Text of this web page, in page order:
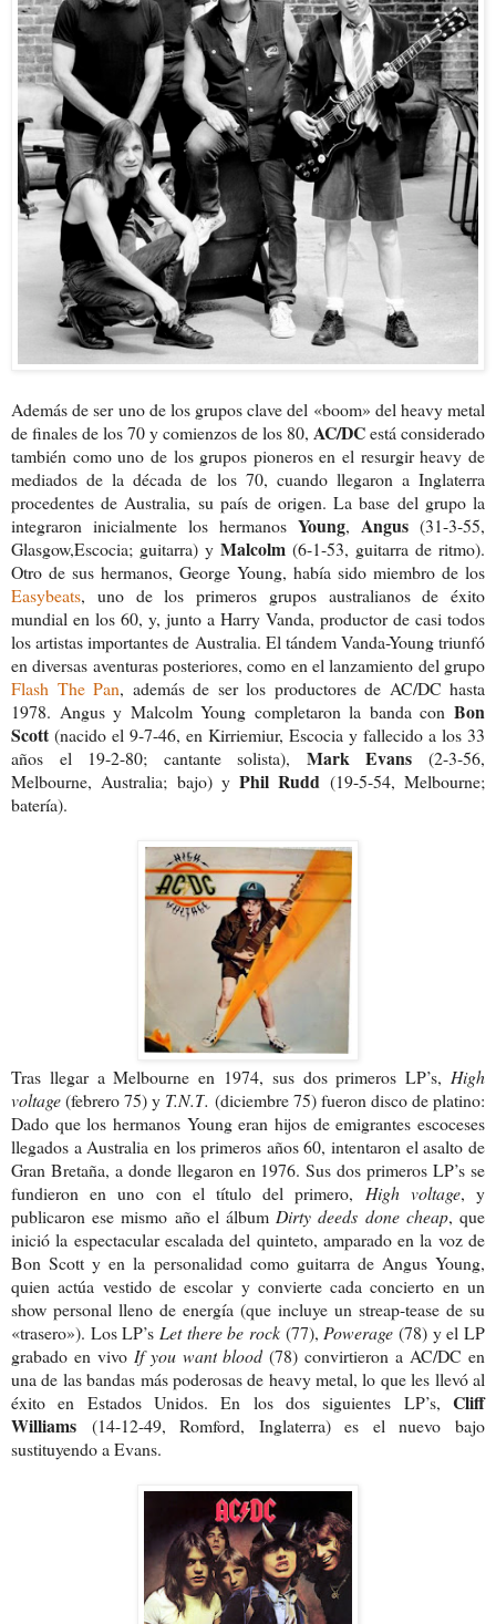
Además de ser uno de los grupos clave del «boom» del heavy metal
de finales de los 70 y comienzos de los 80, AC/DCestá considerado
también como uno de los grupos pioneros en el resurgir heavy de
mediados de la década de los 70, cuando llegaron a Inglaterra
procedentes de Australia, su país de origen. La base del grupo la
integraron inicialmente los hermanos Young, Angus (31-3-55,
Glasgow,Escocia; guitarra) y Malcolm (6-1-53, guitarra de ritmo).
Otro de sus hermanos, George Young, había sido miembro de los
Easybeats, uno de los primeros grupos australianos de éxito
mundial en los 60, y, junto a Harry Vanda, productor de casi todos
los artistas importantes de Australia. El tándem Vanda-Young triunfó
en diversas aventuras posteriores, como en el lanzamiento del grupo
Flash The Pan, además de ser los productores de AC/DC hasta
1978. Angus y Malcolm Young completaron la banda con Bon
Scott (nacido el 9-7-46, en Kirriemiur, Escocia y fallecido a los 33
años el 19-2-80; cantante solista), Mark Evans (2-3-56,
Melbourne, Australia; bajo) yPhil Rudd (19-5-54, Melbourne;
batería).
Tras llegar a Melbourne en 1974, sus dos primeros LP’s, High
voltage(febrero 75) y T.N.T. (diciembre 75) fueron disco de platino:
Dado que los hermanos Young eran hijos de emigrantes escoceses
llegados a Australia en los primeros años 60, intentaron el asalto de
Gran Bretaña, a donde llegaron en 1976. Sus dos primeros LP’s se
fundieron en uno con el título del primero, High voltage, y
publicaron ese mismo año el álbum Dirty deeds done cheap, que
inició la espectacular escalada del quinteto, amparado en la voz de
Bon Scott y en la personalidad como guitarra de Angus Young,
quien actúa vestido de escolar y convierte cada concierto en un
show personal lleno de energía (que incluye un streap-tease de su
«trasero»). Los LP’s Let there be rock (77), Powerage (78) y el LP
grabado en vivo If you want blood (78) convirtieron a AC/DC en
una de las bandas más poderosas de heavy metal, lo que les llevó al
éxito en Estados Unidos. En los dos siguientes LP’s, Cliff
Williams (14-12-49, Romford, Inglaterra) es el nuevo bajo
sustituyendo a Evans.